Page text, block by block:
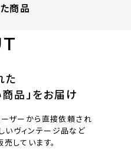
商品
た
品」をお届け
ザーから直接依頼され
いヴィンテージ品など
しています。